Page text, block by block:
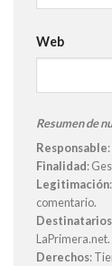
Web
Resumen de
Responsable
Finalidad:
Legitimación
comentario.
Destinatarios
LaPrimera.net.
Derechos: